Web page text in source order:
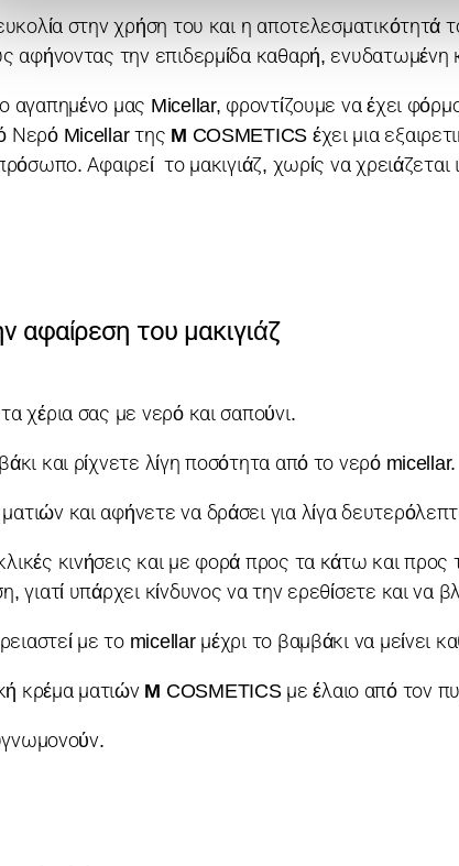
στην χρήση του και η αποτελεσματικότητά
αφήνοντας την επιδερμίδα καθαρή, ενυδατωμένη
αγαπημένο μας Micellar, φροντίζουμε να έχει
Νερό Micellar της M COSMETICS έχει μια
Αφαιρεί το μακιγιάζ, χωρίς να χρειάζεται
αφαίρεση του μακιγιάζ
χέρια σας με νερό και σαπούνι.
και ρίχνετε λίγη ποσότητα από το νερό micellar.
και αφήνετε να δράσει για λίγα
κινήσεις και με φορά προς τα κάτω και
γιατί υπάρχει κίνδυνος να την ερεθίσετε και να
με το micellar μέχρι το βαμβάκι να μείνει
κρέμα ματιών M COSMETICS με έλαιο από τον